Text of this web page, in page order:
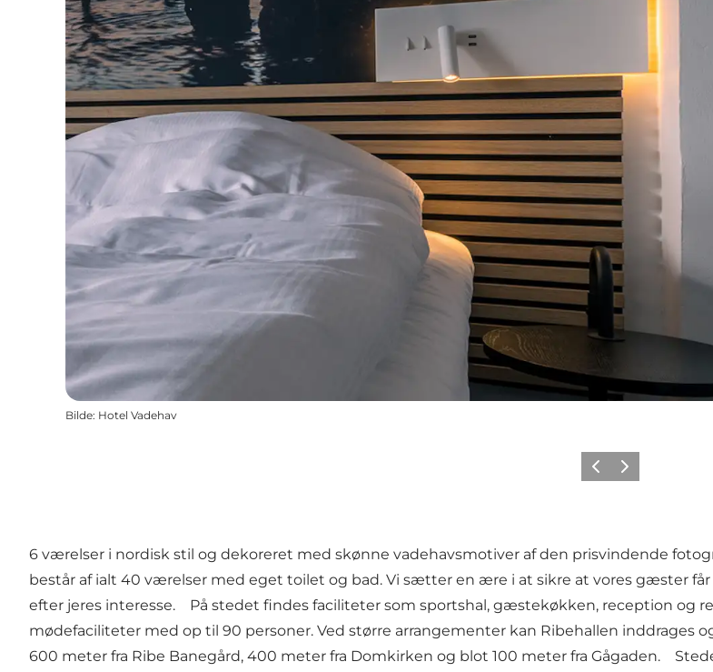
Bilde: Hotel Vadehav
ForrigeNeste
6 værelser i nordisk stil og dekoreret med skønne vadehavsmotiver af den prisvindende
består af ialt 40 værelser med eget toilet og bad. Vi sætter en ære i at sikre at vores gæster
efter jeres interesse. På stedet findes faciliteter som sportshal, gæstekøkken, reception og
mødefaciliteter med op til 90 personer. Ved større arrangementer kan Ribehallen inddrages
600 meter fra Ribe Banegård, 400 meter fra Domkirken og blot 100 meter fra Gågaden.